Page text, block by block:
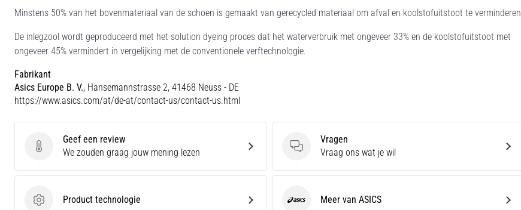
Minstens 50% van het bovenmateriaal van de schoen is gemaakt van gerecycled materiaal om afval en koolstofuitstoot te verminderen
De inlegzool wordt geproduceerd met het solution dyeing proces dat het waterverbruik met ongeveer 33% en de koolstofuitstoot met
ongeveer 45% vermindert in vergelijking met de conventionele verftechnologie.
Fabrikant
Asics Europe B. V., Hansemannstrasse 2, 41468 Neuss - DE
https://www.asics.com/at/de-at/contact-us/contact-us.html
Geef een review
Geef een review
We zouden graag jouw mening lezen
Vragen
Vragen
Vraag ons wat je wil
Product technologie
Product technologie ASICS Meer van ASICS